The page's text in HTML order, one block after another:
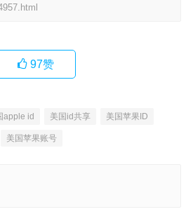
97赞
apple id 美国id共享 美国苹果ID
美国苹果账号